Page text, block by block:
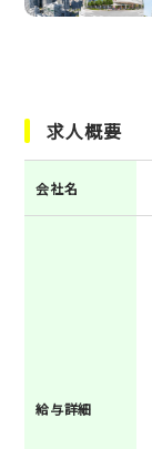
求人概要
会社名
給与詳細